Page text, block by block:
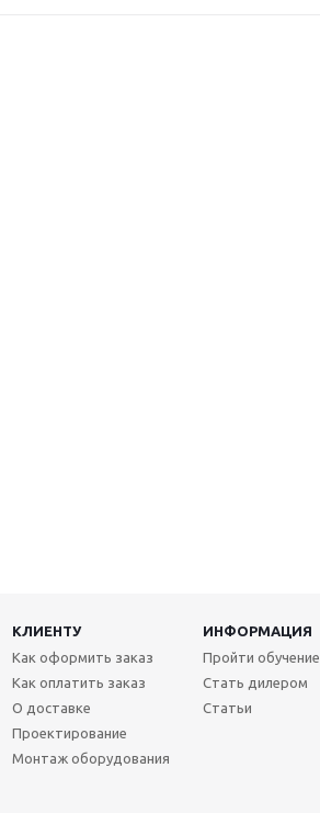
КЛИЕНТУ
ИНФОРМАЦИЯ
Как оформить заказ
Как оплатить заказ
О доставке
Проектирование
Монтаж оборудования
Пройти обучение
Стать дилером
Статьи